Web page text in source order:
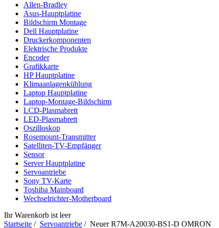
Allen-Bradley
Asus-Hauptplatine
Bildschirm Montage
Dell Hauptplatine
Druckerkomponenten
Elektrische Produkte
Encoder
Grafikkarte
HP Hauptplatine
Klimaanlagenkühlung
Laptop Hauptplatine
Laptop-Montage-Bildschirm
LCD-Plasmabrett
LED-Plasmabrett
Oszilloskop
Rosemount-Transmitter
Satelliten-TV-Empfänger
Sensor
Server Hauptplatine
Servoantriebe
Sony TV-Karte
Toshiba Mainboard
Wechselrichter-Motherboard
Ihr Warenkorb ist leer
Startseite / Servoantriebe / Neuer R7M-A20030-BS1-D OMRON